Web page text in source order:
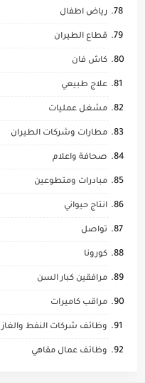
رياض اطفال
قطاع الطيران
كاش فان
علاج طبيعي
مشغل عمليات
مطارات وشركات الطيران
صحافة واعلام
مبادرات ومتطوعين
انتاج حيواني
تواصل
كورونا
مرافقين كبار السن
مراقب كاميرات
وظائف شركات النفط والغاز
وظائف عمال مقاهي